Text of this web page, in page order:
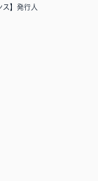
ス】発行人